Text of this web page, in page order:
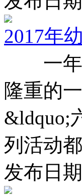
2017年
一年
隆重的
&ldquo;
列活动
发布日